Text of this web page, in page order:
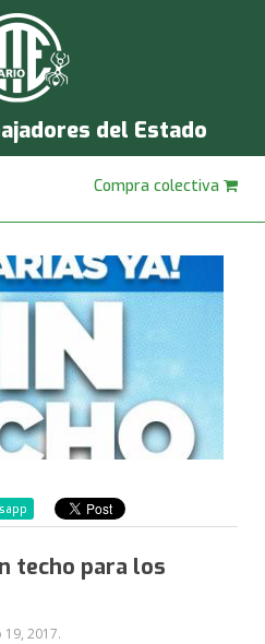
del Estado
Compra colectiva
techo para los
19, 2017.